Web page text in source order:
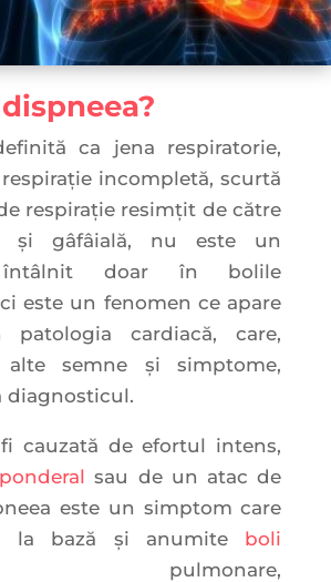
ca jena respiratorie,
incompletă, scurtă
respiraţie resimţit de către
și gâfâială, nu este un
întâlnit doar în bolile
este un fenomen ce apare
patologia cardiacă, care,
semne şi simptome,
diagnosticul.
cauzată de efortul intens,
sau de un atac de
este un simptom care
la bază şi anumite boli